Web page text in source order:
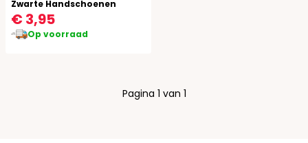
Zwarte Handschoenen
€ 3,95
Op voorraad
Pagina 1 van 1